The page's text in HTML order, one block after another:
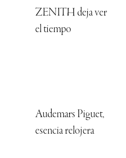
ZENITH deja ver
el tiempo
Audemars Piguet,
esencia relojera